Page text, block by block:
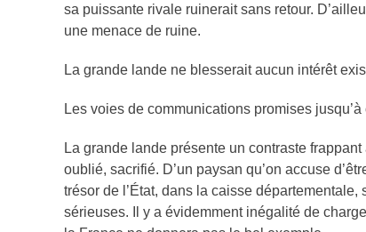
sa puissante rivale ruinerait sans retour.
une menace de ruine.
La grande lande ne blesserait aucun intérêt
Les voies de communications promises
La grande lande présente un contraste
oublié, sacrifié. D’un paysan qu’on accuse
trésor de l’État, dans la caisse
sérieuses. Il y a évidemment inégalité de